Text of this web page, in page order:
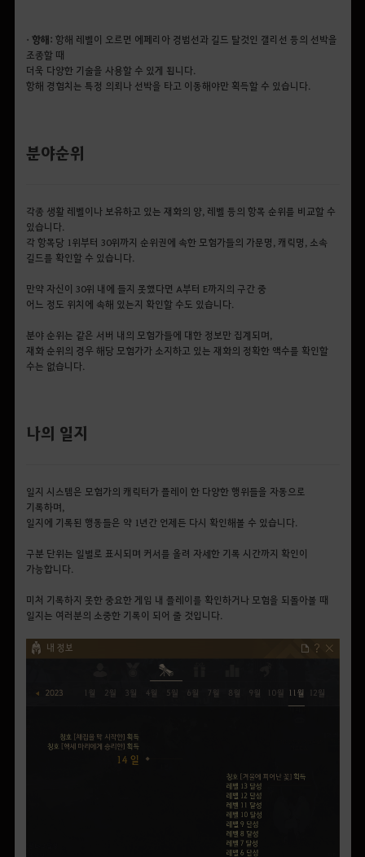
• 항해: 항해 레벨이 오르면 에페리아 경범선과 길드 탈것인 갤리선 등의 선박을
조종할 때
더욱 다양한 기술을 사용할 수 있게 됩니다.
항해 경험치는 특정 의뢰나 선박을 타고 이동해야만 획득할 수 있습니다.
분야순위
각종 생활 레벨이나 보유하고 있는 재화의 양, 레벨 등의 항목 순위를 비교할 수
있습니다.
각 항목당 1위부터 30위까지 순위권에 속한 모험가들의 가문명, 캐릭명, 소속
길드를 확인할 수 있습니다.
만약 자신이 30위 내에 들지 못했다면 A부터 E까지의 구간 중
어느 정도 위치에 속해 있는지 확인할 수도 있습니다.
분야 순위는 같은 서버 내의 모험가들에 대한 정보만 집계되며,
재화 순위의 경우 해당 모험가가 소지하고 있는 재화의 정확한 액수를 확인할
수는 없습니다.
나의 일지
일지 시스템은 모험가의 캐릭터가 플레이 한 다양한 행위들을 자동으로
기록하며,
일지에 기록된 행동들은 약 1년간 언제든 다시 확인해볼 수 있습니다.
구분 단위는 일별로 표시되며 커서를 올려 자세한 기록 시간까지 확인이
가능합니다.
미처 기록하지 못한 중요한 게임 내 플레이를 확인하거나 모험을 되돌아볼 때
일지는 여러분의 소중한 기록이 되어 줄 것입니다.